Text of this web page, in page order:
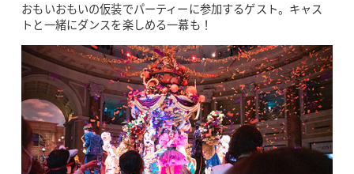
おもいおもいの仮装でパーティーに参加するゲスト。キャス
トと一緒にダンスを楽しめる一幕も！